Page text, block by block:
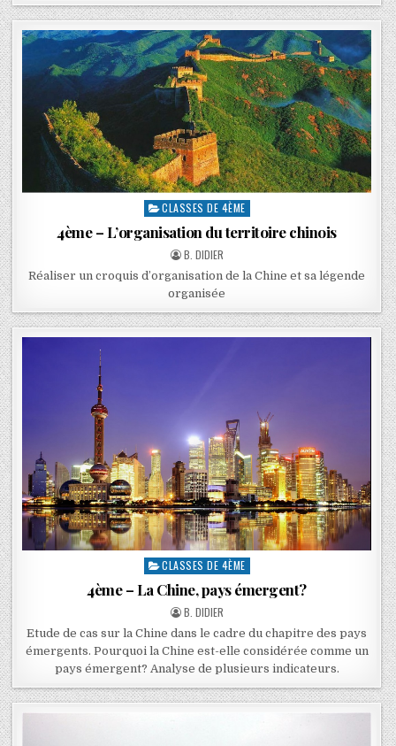
CLASSES DE 4ÈME
4ème – L’organisation du territoire chinois
B. DIDIER
Réaliser un croquis d’organisation de la Chine et sa légende
organisée
CLASSES DE 4ÈME
4ème – La Chine, pays émergent?
B. DIDIER
Etude de cas sur la Chine dans le cadre du chapitre des pays
émergents. Pourquoi la Chine est-elle considérée comme un
pays émergent? Analyse de plusieurs indicateurs.